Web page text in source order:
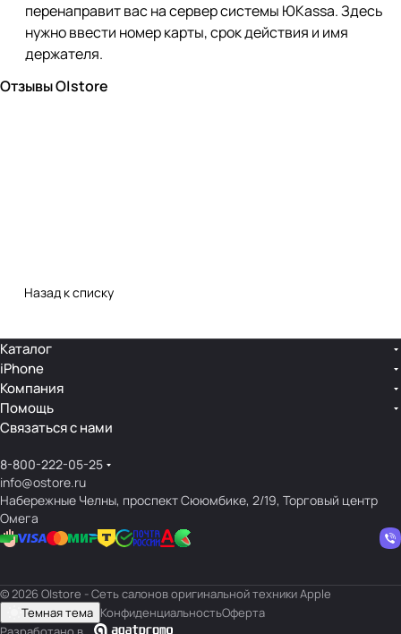
перенаправит вас на сервер системы ЮKassa. Здесь
нужно ввести номер карты, срок действия и имя
держателя.
Отзывы O|store
Назад к списку
Каталог
iPhone
Компания
Помощь
Связаться с нами
8-800-222-05-25
info@ostore.ru
Набережные Челны, проспект Сююмбике, 2/19, Торговый центр
Омега
© 2026 O|store - Сеть салонов оригинальной техники Apple
Темная тема КонфиденциальностьОферта